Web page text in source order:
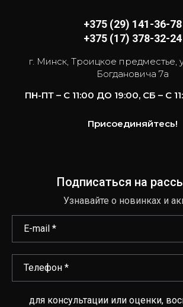
+375 (29) 141-36-78
+375 (17) 378-32-24
г. Минск, Троицкое предместье,
Богдановича 7а
ПН-ПТ – С 11:00 ДО 19:00, СБ – С
Подписаться на
Узнавайте о новинках и
для консультации или оценки,
Присоединяйтесь!